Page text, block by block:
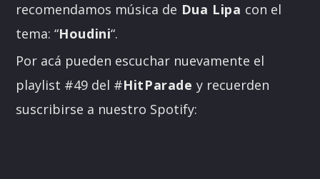
recomendamos música de Dua Lipa con el
tema: “Houdini“.
Por acá pueden escuchar nuevamente el
playlist #49 del #HitParade y recuerden
suscribirse a nuestro Spotify: